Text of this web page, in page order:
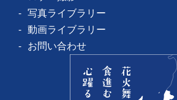
写真ライブラリー
動画ライブラリー
お問い合わせ